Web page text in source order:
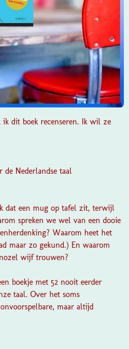
ik dit boek recenseren. Ik wil ze
de Nederlandse taal
dat een mug op tafel zit, terwijl
spreken we wel van een dooie
Waarom heet het
maar zo gekund.) En waarom
wijf trouwen?
boekje met 52 nooit eerder
taal. Over het soms
maar altijd